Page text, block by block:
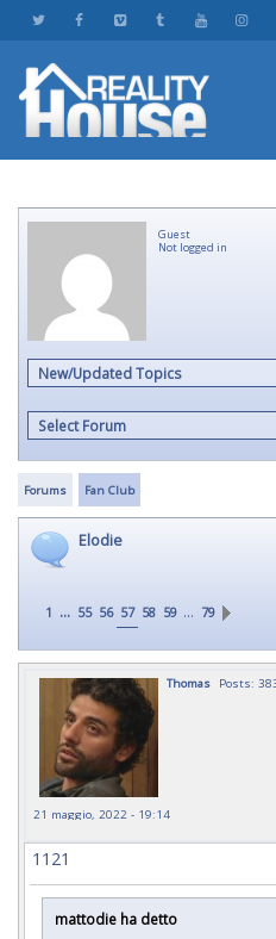
Guest
Not logged in
New/Updated Topics
Select Forum
Forums Fan Club
Elodie
1 ... 55 56 57 58 59 … 79
Thomas Posts:
21 maggio, 2022 - 19:14
1121
mattodie ha detto